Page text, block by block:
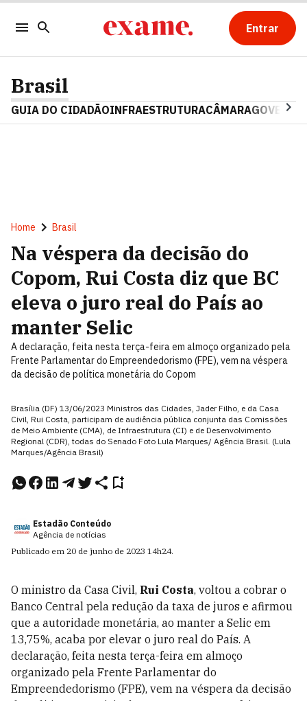
Entrar
Brasil
GUIA DO CIDADÃOINFRAESTRUTURACÂMARAGOVERNO
Home Brasil
Na véspera da decisão do
Copom, Rui Costa diz que BC
eleva o juro real do País ao
manter Selic
A declaração, feita nesta terça-feira em almoço organizado pela
Frente Parlamentar do Empreendedorismo (FPE), vem na véspera
da decisão de política monetária do Copom
Brasília (DF) 13/06/2023 Ministros das Cidades, Jader Filho, e da Casa
Civil, Rui Costa, participam de audiência pública conjunta das Comissões
de Meio Ambiente (CMA), de Infraestrutura (CI) e de Desenvolvimento
Regional (CDR), todas do Senado Foto Lula Marques/ Agência Brasil. (Lula
Marques/Agência Brasil)
Estadão Conteúdo
Agência de notícias
Publicado em 20 de junho de 2023 14h24.
O ministro da Casa Civil, Rui Costa, voltou a cobrar o
Banco Central pela redução da taxa de juros e afirmou
que a autoridade monetária, ao manter a Selic em
13,75%, acaba por elevar o juro real do País. A
declaração, feita nesta terça-feira em almoço
organizado pela Frente Parlamentar do
Empreendedorismo (FPE), vem na véspera da decisão